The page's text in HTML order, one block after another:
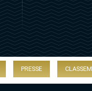
PRESSE